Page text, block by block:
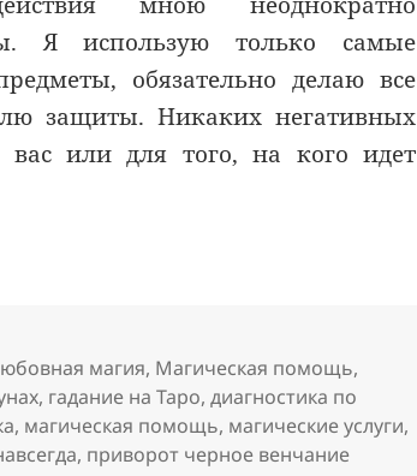
Я использую только самые
обязательно делаю все
защиты. Никаких негативных
вас или для того, на кого идет
магия, Магическая помощь,
, гадание на Таро,диагностика по
, магическая помощь, магические услуги,
, приворот черное венчание